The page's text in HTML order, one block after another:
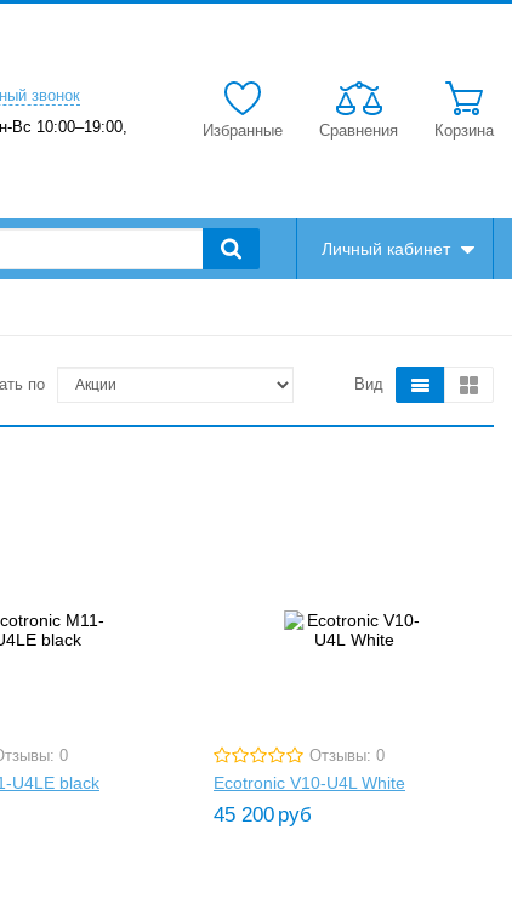
звонок
Вс 10:00–19:00,
Избранные Сравнения Корзина
Личный кабинет
по Вид
0
U4LE black
Отзывы: 0
Ecotronic V10-U4L White
45 200 руб